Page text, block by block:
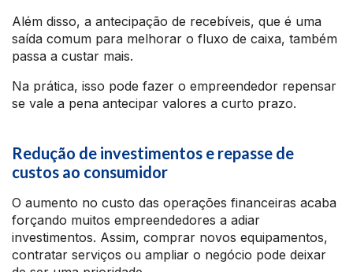
Além disso, a antecipação de recebíveis, que é uma
saída comum para melhorar o fluxo de caixa, também
passa a custar mais.
Na prática, isso pode fazer o empreendedor repensar
se vale a pena antecipar valores a curto prazo.
Redução de investimentos e repasse de
custos ao consumidor
O aumento no custo das operações financeiras acaba
forçando muitos empreendedores a adiar
investimentos. Assim, comprar novos equipamentos,
contratar serviços ou ampliar o negócio pode deixar